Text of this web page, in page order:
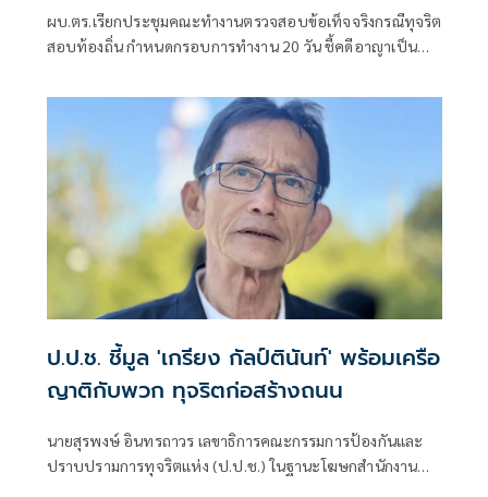
ผบ.ตร.เรียกประชุมคณะทำงานตรวจสอบข้อเท็จจริงกรณีทุจริต
สอบท้องถิ่น กำหนดกรอบการทำงาน 20 วัน ชี้คดีอาญาเป็น
ป.ป.ช. ชี้มูล 'เกรียง กัลป์ตินันท์' พร้อมเครือ
ญาติกับพวก ทุจริตก่อสร้างถนน
นายสุรพงษ์ อินทรถาวร เลขาธิการคณะกรรมการป้องกันและ
ปราบปรามการทุจริตแห่ง (ป.ป.ช.) ในฐานะโฆษกสำนักงาน